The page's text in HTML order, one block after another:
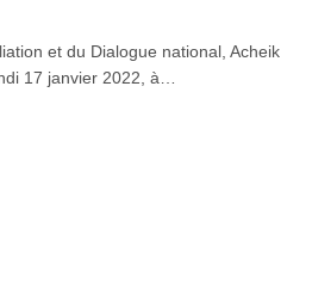
et du Dialogue national, Acheik
17 janvier 2022, à…